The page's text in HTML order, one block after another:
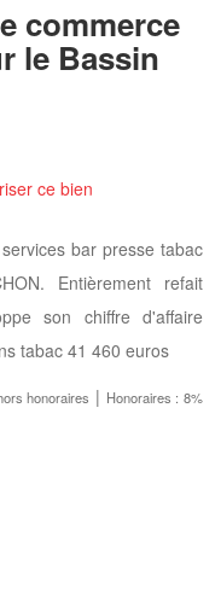
commerce
le Bassin
ce bien
bar presse tabac
Entièrement refait
son chiffre d'affaire
tabac 41 460 euros
honoraires | Honoraires : 8%